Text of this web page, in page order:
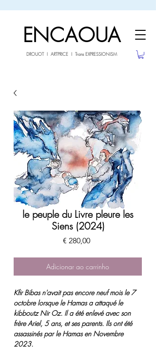
ENCAOUA
DROUOT I ARTPRICE I Trans EXPRESSIONISM
le peuple du Livre pleure les
Siens (2024)
€ 280,00Preço
Adicionar ao carrinho
Kfir Bibas n'avait pas encore neuf mois le 7
octobre lorsque le Hamas a attaqué le
kibboutz Nir Oz. Il a été enlevé avec son
frère Ariel, 5 ans, et ses parents. Ils ont été
assassinés par le Hamas en Novembre
2023.